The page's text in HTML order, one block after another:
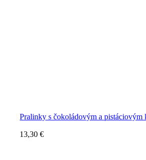
Pralinky s čokoládovým a pistáciovým
13,30€